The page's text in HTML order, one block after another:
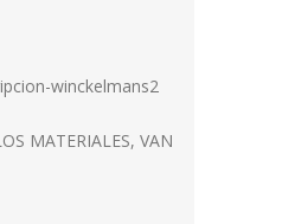
MATERIALES, VAN